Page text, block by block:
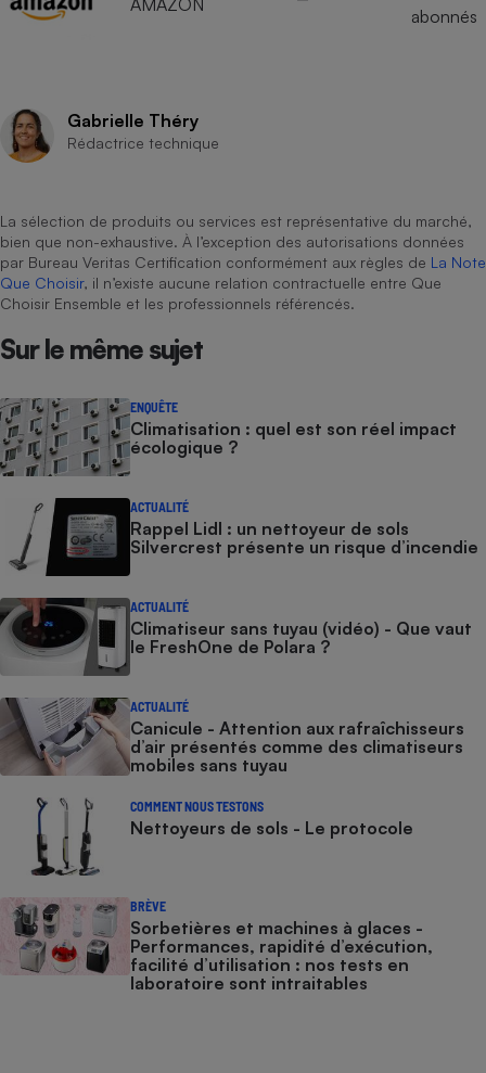
abonnés
Gabrielle Théry
Rédactrice technique
La sélection de produits ou services est représentative du marché,
bien que non-exhaustive. À l’exception des autorisations données
par Bureau Veritas Certification conformément aux règles de La Note
Que Choisir, il n’existe aucune relation contractuelle entre Que
Choisir Ensemble et les professionnels référencés.
Sur le même sujet
ENQUÊTE
Climatisation : quel est son réel impact
écologique ?
ACTUALITÉ
Rappel Lidl : un nettoyeur de sols
Silvercrest présente un risque d’incendie
ACTUALITÉ
Climatiseur sans tuyau (vidéo) - Que vaut
le FreshOne de Polara ?
ACTUALITÉ
Canicule - Attention aux rafraîchisseurs
d’air présentés comme des climatiseurs
mobiles sans tuyau
COMMENT NOUS TESTONS
Nettoyeurs de sols - Le protocole
BRÈVE
Sorbetières et machines à glaces​​​​​​ -
Performances, rapidité d’exécution,
facilité d’utilisation : nos tests en
laboratoire sont intraitables